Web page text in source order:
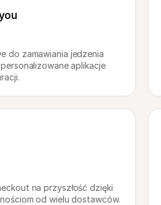
do zamawiania jedzenia
aplikacje
na przyszłość dzięki
od wielu dostawców.